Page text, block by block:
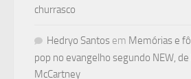
churrasco
Hedryo Santos em Memórias e
pop no evangelho segundo NEW, de
McCartney